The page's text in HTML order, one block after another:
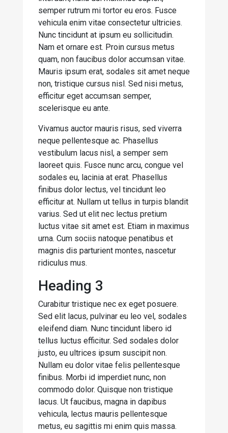
semper rutrum mi tortor eu eros. Fusce
vehicula enim vitae consectetur ultricies.
Nunc tincidunt at ipsum eu sollicitudin.
Nam et ornare est. Proin cursus metus
quam, non faucibus dolor accumsan vitae.
Mauris ipsum erat, sodales sit amet neque
non, tristique cursus nisl. Sed nisi metus,
efficitur eget accumsan semper,
scelerisque eu ante.
Vivamus auctor mauris risus, sed viverra
neque pellentesque ac. Phasellus
vestibulum lacus nisl, a semper sem
laoreet quis. Fusce nunc arcu, congue vel
sodales eu, lacinia at erat. Phasellus
finibus dolor lectus, vel tincidunt leo
efficitur at. Nullam ut tellus in turpis blandit
varius. Sed ut elit nec lectus pretium
luctus vitae sit amet est. Etiam in maximus
urna. Cum sociis natoque penatibus et
magnis dis parturient montes, nascetur
ridiculus mus.
Heading 3
Curabitur tristique nec ex eget posuere.
Sed elit lacus, pulvinar eu leo vel, sodales
eleifend diam. Nunc tincidunt libero id
tellus luctus efficitur. Sed sodales dolor
justo, eu ultrices ipsum suscipit non.
Nullam eu dolor vitae felis pellentesque
finibus. Morbi id imperdiet nunc, non
commodo dolor. Quisque non tristique
lacus. Ut faucibus, magna in dapibus
vehicula, lectus mauris pellentesque
metus, eu sagittis mi enim quis massa.